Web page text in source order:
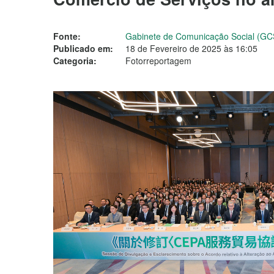
Fonte:
Gabinete de Comunicação Social
Publicado em:
18 de Fevereiro de 2025 às 16:05
Categoria:
Fotorreportagem